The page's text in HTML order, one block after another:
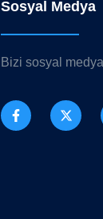
Sosyal Medya
Bizi sosyal